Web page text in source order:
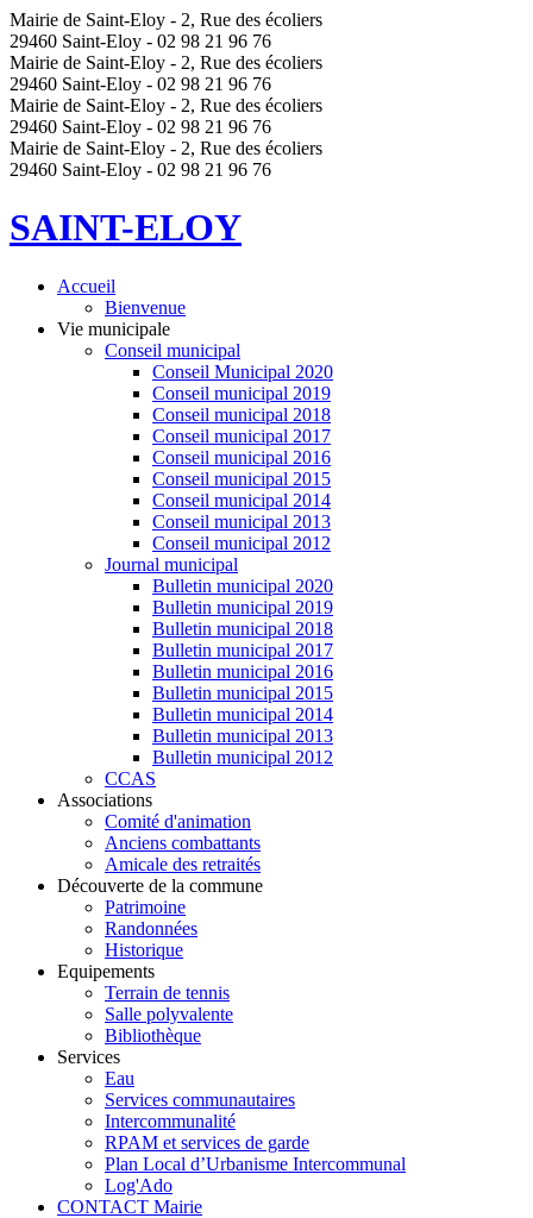
Mairie de Saint-Eloy - 2, Rue des écoliers
29460 Saint-Eloy - 02 98 21 96 76
Mairie de Saint-Eloy - 2, Rue des écoliers
29460 Saint-Eloy - 02 98 21 96 76
Mairie de Saint-Eloy - 2, Rue des écoliers
29460 Saint-Eloy - 02 98 21 96 76
Mairie de Saint-Eloy - 2, Rue des écoliers
29460 Saint-Eloy - 02 98 21 96 76
SAINT-ELOY
Accueil
Bienvenue
Vie municipale
Conseil municipal
Conseil Municipal 2020
Conseil municipal 2019
Conseil municipal 2018
Conseil municipal 2017
Conseil municipal 2016
Conseil municipal 2015
Conseil municipal 2014
Conseil municipal 2013
Conseil municipal 2012
Journal municipal
Bulletin municipal 2020
Bulletin municipal 2019
Bulletin municipal 2018
Bulletin municipal 2017
Bulletin municipal 2016
Bulletin municipal 2015
Bulletin municipal 2014
Bulletin municipal 2013
Bulletin municipal 2012
CCAS
Associations
Comité d'animation
Anciens combattants
Amicale des retraités
Découverte de la commune
Patrimoine
Randonnées
Historique
Equipements
Terrain de tennis
Salle polyvalente
Bibliothèque
Services
Eau
Services communautaires
Intercommunalité
RPAM et services de garde
Plan Local d’Urbanisme Intercommunal
Log'Ado
CONTACT Mairie